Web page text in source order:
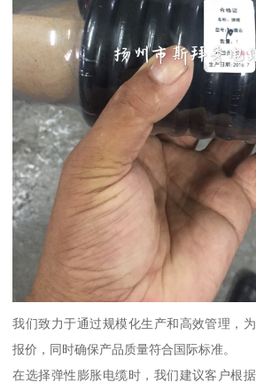
我们致力于通过规模化生产和高效管理，
报价，同时确保产品质量符合国际标准。
在选择弹性膨胀电缆时，我们建议客户根